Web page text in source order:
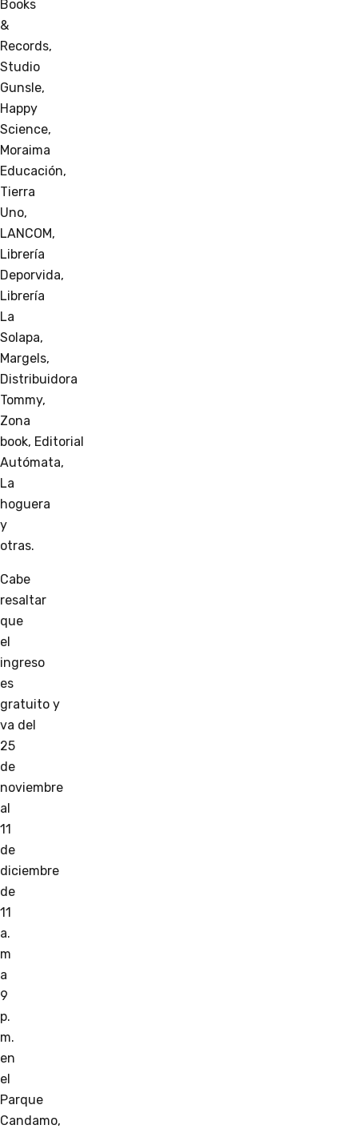
Books
&
Records,
Studio
Gunsle,
Happy
Science,
Moraima
Educación,
Tierra
Uno,
LANCOM,
Librería
Deporvida,
Librería
La
Solapa,
Margels,
Distribuidora
Tommy,
Zona
book, Editorial
Autómata,
La
hoguera
y
otras.
Cabe
resaltar
que
el
ingreso
es
gratuito y
va del
25
de
noviembre
al
11
de
diciembre
de
11
a.
m
a
9
p.
m.
en
el
Parque
Candamo,